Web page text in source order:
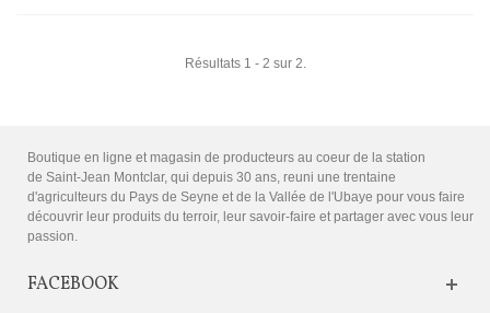
Résultats 1 - 2 sur 2.
Boutique en ligne et magasin de producteurs au coeur de la station
de Saint-Jean Montclar, qui depuis 30 ans, reuni une trentaine
d'agriculteurs du Pays de Seyne et de la Vallée de l'Ubaye pour vous faire
découvrir leur produits du terroir, leur savoir-faire et partager avec vous leur
passion.
FACEBOOK